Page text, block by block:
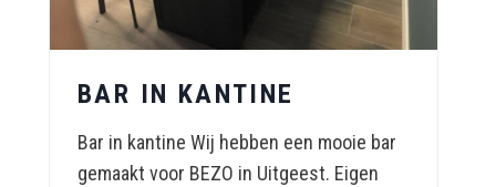
BAR IN KANTINE
Bar in kantine Wij hebben een mooie bar
gemaakt voor BEZO in Uitgeest. Eigen